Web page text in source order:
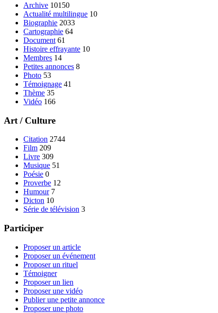
Archive 10150
Actualité multilingue 10
Biographie 2033
Cartographie 64
Document 61
Histoire effrayante 10
Membres 14
Petites annonces 8
Photo 53
Témoignage 41
Thème 35
Vidéo 166
Art / Culture
Citation 2744
Film 209
Livre 309
Musique 51
Poésie 0
Proverbe 12
Humour 7
Dicton 10
Série de télévision 3
Participer
Proposer un article
Proposer un événement
Proposer un rituel
Témoigner
Proposer un lien
Proposer une vidéo
Publier une petite annonce
Proposer une photo